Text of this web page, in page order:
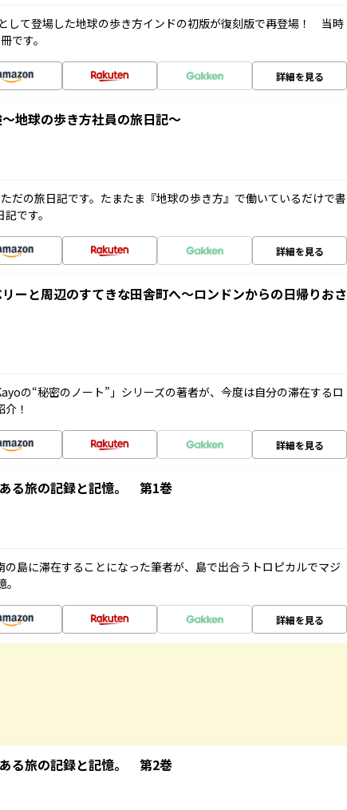
して登場した地球の歩き方インドの初版が復刻版で再登場！ 当時
です。
詳細を見る
地球の歩き方社員の旅日記～
だの旅日記です。たまたま『地球の歩き方』で働いているだけで書
です。
詳細を見る
ーと周辺のすてきな田舎町へ～ロンドンからの日帰りおさ
の“秘密のノート”」シリーズの著者が、今度は自分の滞在するロ
！
詳細を見る
る旅の記録と記憶。 第1巻
の島に滞在することになった筆者が、島で出合うトロピカルでマジ
詳細を見る
る旅の記録と記憶。 第2巻